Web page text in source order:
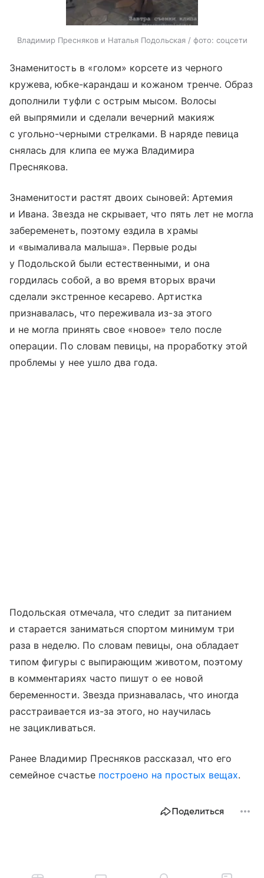
Владимир Пресняков и Наталья Подольская / фото: соцсети
Знаменитость в «голом» корсете из черного
кружева, юбке-карандаш и кожаном тренче. Образ
дополнили туфли с острым мысом. Волосы
ей выпрямили и сделали вечерний макияж
с угольно-черными стрелками. В наряде певица
снялась для клипа ее мужа Владимира
Преснякова.
Знаменитости растят двоих сыновей: Артемия
и Ивана. Звезда не скрывает, что пять лет не могла
забеременеть, поэтому ездила в храмы
и «вымаливала малыша». Первые роды
у Подольской были естественными, и она
гордилась собой, а во время вторых врачи
сделали экстренное кесарево. Артистка
признавалась, что переживала из-за этого
и не могла принять свое «новое» тело после
операции. По словам певицы, на проработку этой
проблемы у нее ушло два года.
Подольская отмечала, что следит за питанием
и старается заниматься спортом минимум три
раза в неделю. По словам певицы, она обладает
типом фигуры с выпирающим животом, поэтому
в комментариях часто пишут о ее новой
беременности. Звезда признавалась, что иногда
расстраивается из-за этого, но научилась
не зацикливаться.
Ранее Владимир Пресняков рассказал, что его
семейное счастье построено на простых вещах.
Поделиться